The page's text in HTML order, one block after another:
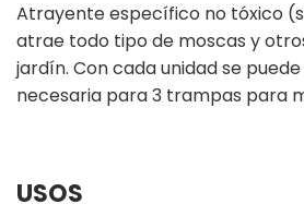
Atrayente específico no tóxico
atrae todo tipo de moscas y
jardín. Con cada unidad se
necesaria para 3 trampas para
USOS